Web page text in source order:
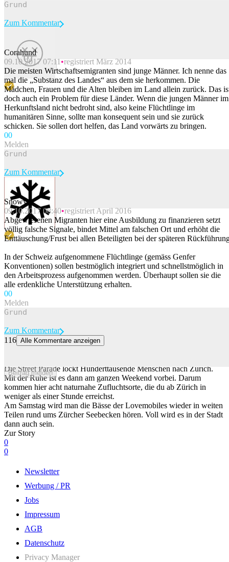
Beitrag melden
Zum Kommentar
Corahund
09.10.2017 07:11 registriert März 2014
Die meisten Wirtschaftsemigranten sind junge Männer. Ich nenne das
mal die „Substanz des Landes“ aus dem sie herkommen. Die
Mädchen, Frauen und die Alten bleiben im Land allein zurück. Das
doch auch ein Problem für diese Länder. Wenn die jungen Männer im
Herkunftsland nicht bedroht sind, also keine Flüchtlinge im
humanitären Sinne, sollte man konsequent sein und sie zurück
schicken. Sie sollen dort helfen, das Land vorwärts zu bringen.
00
Melden
Beitrag melden
Zum Kommentar
Snowy
09.10.2017 08:40 registriert April 2016
Abgewiesenen Migranten hier eine Ausbildung zu finanzieren setzt
völlig falsche Signale, bindet Mittel am falschen Ort und erhöht die
Enttäuschung/Frust bei allen Beteiligten bei der späteren
In der Schweiz aufgenommene Flüchtlinge (gemäss Genfer
Konventionen) sollen bestmöglich integriert und schnellstmöglich in
den Arbeitsprozess aufgenommen werden. Überhaupt sollen sie die
alle erdenkliche Unterstützung erhalten.
00
Melden
Beitrag melden
Zum Kommentar
116 Alle Kommentare anzeigen
Die Street Parade lockt Hunderttausende Menschen nach Zürich.
Mit der Ruhe ist es dann am ganzen Weekend vorbei. Darum
kommen hier acht naturnahe Zufluchtsorte, die du ab Zürich in
weniger als einer Stunde erreichst.
Am Samstag wird man die Bässe der Lovemobiles wieder in weiten
Teilen rund ums Zürcher Seebecken hören. Voll wird es in der Stadt
dann auch sein.
Zur Story
0
0
Newsletter
Werbung / PR
Jobs
Impressum
AGB
Datenschutz
Privacy Manager